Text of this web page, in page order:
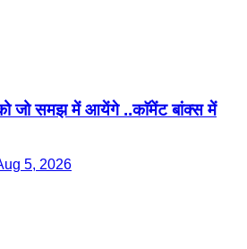
जो समझ में आयेंगे ..काॅमेंट बांक्स में
5, 2026